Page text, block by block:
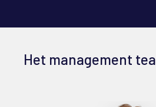
Het management